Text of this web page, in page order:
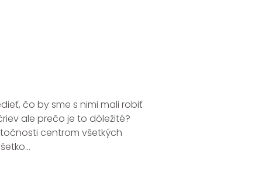
čo by sme s nimi mali robiť
ale prečo je to dôležité?
centrom všetkých